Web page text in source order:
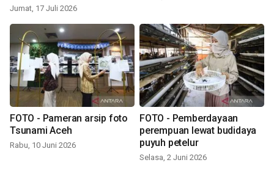
Jumat, 17 Juli 2026
FOTO - Pameran arsip foto
Tsunami Aceh
Rabu, 10 Juni 2026
FOTO - Pemberdayaan
perempuan lewat budidaya
puyuh petelur
Selasa, 2 Juni 2026